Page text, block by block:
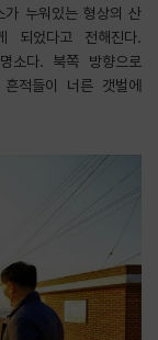
누워있는 형상의 산
되었다고 전해진다.
소다. 북쪽 방향으로
적들이 너른 갯벌에